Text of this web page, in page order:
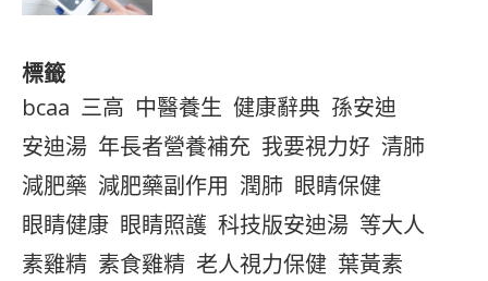
標籤
bcaa 三高 中醫養生 健康辭典 孫安迪
安迪湯 年長者營養補充 我要視力好 清肺
減肥藥 減肥藥副作用 潤肺 眼睛保健
眼睛健康 眼睛照護 科技版安迪湯 等大人
素雞精 素食雞精 老人視力保健 葉黃素